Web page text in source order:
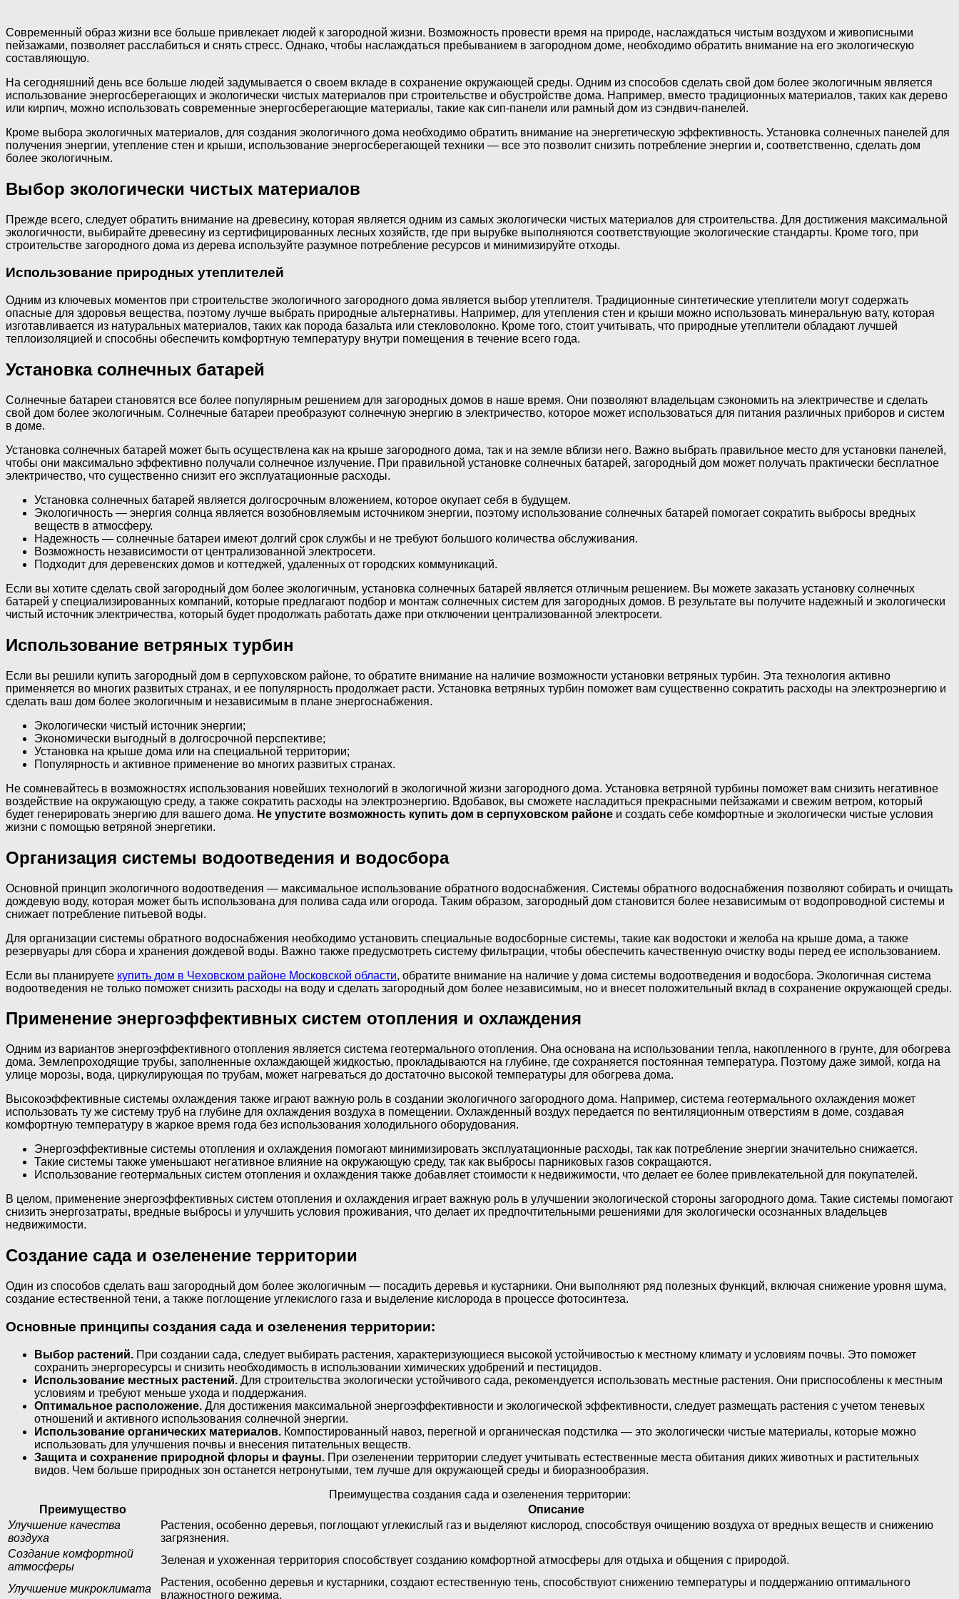
Современный образ жизни все больше привлекает людей к загородной жизни. Возможность провести время на природе, наслаждаться чистым воздухом и живописными
пейзажами, позволяет расслабиться и снять стресс. Однако, чтобы наслаждаться пребыванием в загородном доме, необходимо обратить внимание на его экологическую
составляющую.
На сегодняшний день все больше людей задумывается о своем вкладе в сохранение окружающей среды. Одним из способов сделать свой дом более экологичным является
использование энергосберегающих и экологически чистых материалов при строительстве и обустройстве дома. Например, вместо традиционных материалов, таких как дерево
или кирпич, можно использовать современные энергосберегающие материалы, такие как сип-панели или рамный дом из сэндвич-панелей.
Кроме выбора экологичных материалов, для создания экологичного дома необходимо обратить внимание на энергетическую эффективность. Установка солнечных панелей для
получения энергии, утепление стен и крыши, использование энергосберегающей техники — все это позволит снизить потребление энергии и, соответственно, сделать дом
более экологичным.
Выбор экологически чистых материалов
Прежде всего, следует обратить внимание на древесину, которая является одним из самых экологически чистых материалов для строительства. Для достижения максимальной
экологичности, выбирайте древесину из сертифицированных лесных хозяйств, где при вырубке выполняются соответствующие экологические стандарты. Кроме того, при
строительстве загородного дома из дерева используйте разумное потребление ресурсов и минимизируйте отходы.
Использование природных утеплителей
Одним из ключевых моментов при строительстве экологичного загородного дома является выбор утеплителя. Традиционные синтетические утеплители могут содержать
опасные для здоровья вещества, поэтому лучше выбрать природные альтернативы. Например, для утепления стен и крыши можно использовать минеральную вату, которая
изготавливается из натуральных материалов, таких как порода базальта или стекловолокно. Кроме того, стоит учитывать, что природные утеплители обладают лучшей
теплоизоляцией и способны обеспечить комфортную температуру внутри помещения в течение всего года.
Установка солнечных батарей
Солнечные батареи становятся все более популярным решением для загородных домов в наше время. Они позволяют владельцам сэкономить на электричестве и сделать
свой дом более экологичным. Солнечные батареи преобразуют солнечную энергию в электричество, которое может использоваться для питания различных приборов и систем
в доме.
Установка солнечных батарей может быть осуществлена как на крыше загородного дома, так и на земле вблизи него. Важно выбрать правильное место для установки панелей,
чтобы они максимально эффективно получали солнечное излучение. При правильной установке солнечных батарей, загородный дом может получать практически бесплатное
электричество, что существенно снизит его эксплуатационные расходы.
Установка солнечных батарей является долгосрочным вложением, которое окупает себя в будущем.
Экологичность — энергия солнца является возобновляемым источником энергии, поэтому использование солнечных батарей помогает сократить выбросы вредных
веществ в атмосферу.
Надежность — солнечные батареи имеют долгий срок службы и не требуют большого количества обслуживания.
Возможность независимости от централизованной электросети.
Подходит для деревенских домов и коттеджей, удаленных от городских коммуникаций.
Если вы хотите сделать свой загородный дом более экологичным, установка солнечных батарей является отличным решением. Вы можете заказать установку солнечных
батарей у специализированных компаний, которые предлагают подбор и монтаж солнечных систем для загородных домов. В результате вы получите надежный и экологически
чистый источник электричества, который будет продолжать работать даже при отключении централизованной электросети.
Использование ветряных турбин
Если вы решили купить загородный дом в серпуховском районе, то обратите внимание на наличие возможности установки ветряных турбин. Эта технология активно
применяется во многих развитых странах, и ее популярность продолжает расти. Установка ветряных турбин поможет вам существенно сократить расходы на электроэнергию и
сделать ваш дом более экологичным и независимым в плане энергоснабжения.
Экологически чистый источник энергии;
Экономически выгодный в долгосрочной перспективе;
Установка на крыше дома или на специальной территории;
Популярность и активное применение во многих развитых странах.
Не сомневайтесь в возможностях использования новейших технологий в экологичной жизни загородного дома. Установка ветряной турбины поможет вам снизить негативное
воздействие на окружающую среду, а также сократить расходы на электроэнергию. Вдобавок, вы сможете насладиться прекрасными пейзажами и свежим ветром, который
будет генерировать энергию для вашего дома. Не упустите возможность купить дом в серпуховском районе и создать себе комфортные и экологически чистые условия
жизни с помощью ветряной энергетики.
Организация системы водоотведения и водосбора
Основной принцип экологичного водоотведения — максимальное использование обратного водоснабжения. Системы обратного водоснабжения позволяют собирать и очищать
дождевую воду, которая может быть использована для полива сада или огорода. Таким образом, загородный дом становится более независимым от водопроводной системы и
снижает потребление питьевой воды.
Для организации системы обратного водоснабжения необходимо установить специальные водосборные системы, такие как водостоки и желоба на крыше дома, а также
резервуары для сбора и хранения дождевой воды. Важно также предусмотреть систему фильтрации, чтобы обеспечить качественную очистку воды перед ее использованием.
Если вы планируете купить дом в Чеховском районе Московской области, обратите внимание на наличие у дома системы водоотведения и водосбора. Экологичная система
водоотведения не только поможет снизить расходы на воду и сделать загородный дом более независимым, но и внесет положительный вклад в сохранение окружающей среды.
Применение энергоэффективных систем отопления и охлаждения
Одним из вариантов энергоэффективного отопления является система геотермального отопления. Она основана на использовании тепла, накопленного в грунте, для обогрева
дома. Землепроходящие трубы, заполненные охлаждающей жидкостью, прокладываются на глубине, где сохраняется постоянная температура. Поэтому даже зимой, когда на
улице морозы, вода, циркулирующая по трубам, может нагреваться до достаточно высокой температуры для обогрева дома.
Высокоэффективные системы охлаждения также играют важную роль в создании экологичного загородного дома. Например, система геотермального охлаждения может
использовать ту же систему труб на глубине для охлаждения воздуха в помещении. Охлажденный воздух передается по вентиляционным отверстиям в доме, создавая
комфортную температуру в жаркое время года без использования холодильного оборудования.
Энергоэффективные системы отопления и охлаждения помогают минимизировать эксплуатационные расходы, так как потребление энергии значительно снижается.
Такие системы также уменьшают негативное влияние на окружающую среду, так как выбросы парниковых газов сокращаются.
Использование геотермальных систем отопления и охлаждения также добавляет стоимости к недвижимости, что делает ее более привлекательной для покупателей.
В целом, применение энергоэффективных систем отопления и охлаждения играет важную роль в улучшении экологической стороны загородного дома. Такие системы помогают
снизить энергозатраты, вредные выбросы и улучшить условия проживания, что делает их предпочтительными решениями для экологически осознанных владельцев
недвижимости.
Создание сада и озеленение территории
Один из способов сделать ваш загородный дом более экологичным — посадить деревья и кустарники. Они выполняют ряд полезных функций, включая снижение уровня шума,
создание естественной тени, а также поглощение углекислого газа и выделение кислорода в процессе фотосинтеза.
Основные принципы создания сада и озеленения территории:
Выбор растений. При создании сада, следует выбирать растения, характеризующиеся высокой устойчивостью к местному климату и условиям почвы. Это поможет
сохранить энергоресурсы и снизить необходимость в использовании химических удобрений и пестицидов.
Использование местных растений. Для строительства экологически устойчивого сада, рекомендуется использовать местные растения. Они приспособлены к местным
условиям и требуют меньше ухода и поддержания.
Оптимальное расположение. Для достижения максимальной энергоэффективности и экологической эффективности, следует размещать растения с учетом теневых
отношений и активного использования солнечной энергии.
Использование органических материалов. Компостированный навоз, перегной и органическая подстилка — это экологически чистые материалы, которые можно
использовать для улучшения почвы и внесения питательных веществ.
Защита и сохранение природной флоры и фауны. При озеленении территории следует учитывать естественные места обитания диких животных и растительных
видов. Чем больше природных зон останется нетронутыми, тем лучше для окружающей среды и биоразнообразия.
Преимущества создания сада и озеленения территории:
Преимущество
Описание
Улучшение качества
воздуха
Растения, особенно деревья, поглощают углекислый газ и выделяют кислород, способствуя очищению воздуха от вредных веществ и снижению
загрязнения.
Создание комфортной
атмосферы
Зеленая и ухоженная территория способствует созданию комфортной атмосферы для отдыха и общения с природой.
Улучшение микроклимата
Растения, особенно деревья и кустарники, создают естественную тень, способствуют снижению температуры и поддержанию оптимального
влажностного режима.